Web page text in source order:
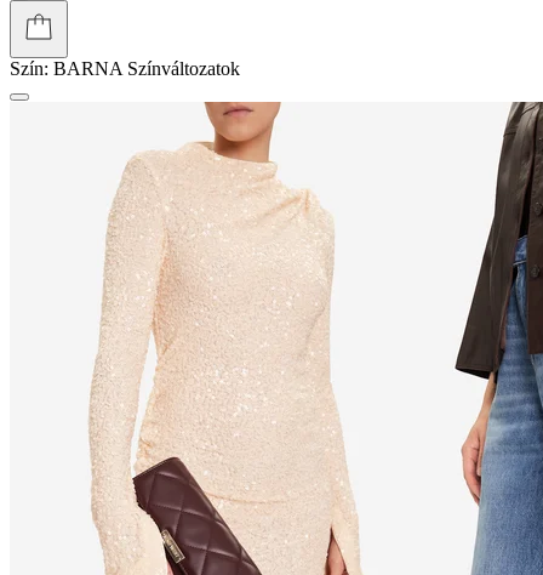
Szín: BARNA Színváltozatok